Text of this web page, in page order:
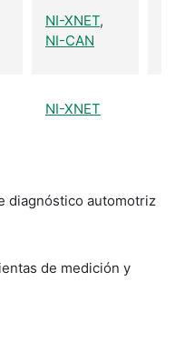
NI-XNET,
NI-CAN
NI-XNET
diagnóstico automotriz
de medición y